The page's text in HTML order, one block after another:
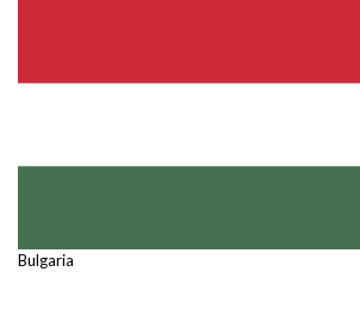
Bulgaria